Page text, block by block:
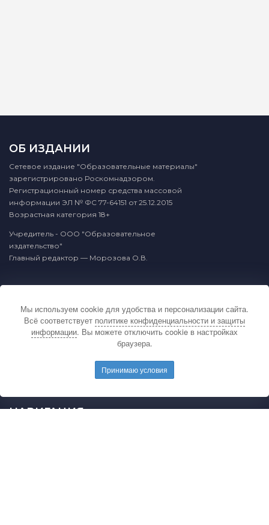
По вопросам связанным с публикацией
материалов на сайте издательства и выдачей
подтверждающих документов обращайтесь на
электронную почту редакции.
mail@pedarticles.ru
+7 (499) 113-47-87
ОБ ИЗДАНИИ
Сетевое издание "Образовательные материалы"
зарегистрировано Роскомнадзором.
Регистрационный номер средства массовой
информации ЭЛ № ФС 77-64151 от 25.12.2015
Возрастная категория 18+
Учредитель - ООО "Образовательное
издательство"
Главный редактор — Морозова О.В.
НАВИГАЦИЯ
Мы используем cookie для удобства и персонализации сайта.
Всё соответствует политике конфиденциальности и защиты
информации. Вы можете отключить cookie в настройках
браузера.
Принимаю условия